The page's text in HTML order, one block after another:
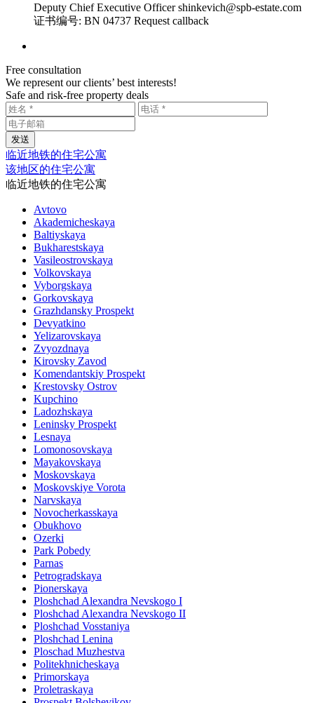
Deputy Chief Executive Officer shinkevich@spb-estate.com
证书编号: BN 04737 Request callback
Free consultation
We represent our clients’ best interests!
Safe and risk-free property deals
临近地铁的住宅公寓
该地区的住宅公寓
临近地铁的住宅公寓
Avtovo
Akademicheskaya
Baltiyskaya
Bukharestskaya
Vasileostrovskaya
Volkovskaya
Vyborgskaya
Gorkovskaya
Grazhdansky Prospekt
Devyatkino
Yelizarovskaya
Zvyozdnaya
Kirovsky Zavod
Komendantskiy Prospekt
Krestovsky Ostrov
Kupchino
Ladozhskaya
Leninsky Prospekt
Lesnaya
Lomonosovskaya
Mayakovskaya
Moskovskaya
Moskovskiye Vorota
Narvskaya
Novocherkasskaya
Obukhovo
Ozerki
Park Pobedy
Parnas
Petrogradskaya
Pionerskaya
Ploshchad Alexandra Nevskogo I
Ploshchad Alexandra Nevskogo II
Ploshchad Vosstaniya
Ploshchad Lenina
Ploschad Muzhestva
Politekhnicheskaya
Primorskaya
Proletraskaya